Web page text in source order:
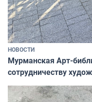
НОВОСТИ
Мурманская Арт-
сотрудничеству